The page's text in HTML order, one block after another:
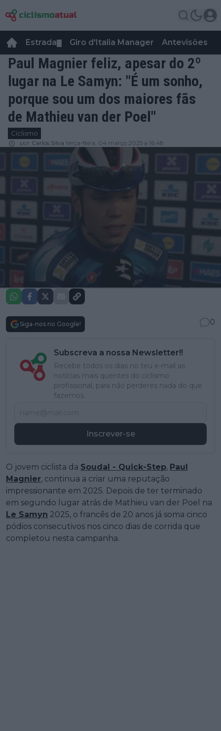
Estrada Giro d'Italia Manager Antevisões
Paul Magnier feliz, apesar do 2º
lugar na Le Samyn: "É um sonho,
porque sou um dos maiores fãs
de Mathieu van der Poel"
Ciclismo
por Carlos Silva terça-feira, 04 março 2025 a 16:48
Siga-nos no Google! 0
Subscreva a nossa Newsletter!!
Recebe todos os dias no teu e-mail as
notícias mais quentes do ciclismo
profissional, para não perderes nada do que
fazemos.
Inscrever-se
O jovem ciclista da Soudal - Quick-Step, Paul
Magnier, continua a criar uma reputação
impressionante em 2025. Depois de ter terminado
em segundo lugar atrás de Mathieu van der Poel na
Le Samyn 2025, o francês de 20 anos já soma cinco
pódios consecutivos nos cinco dias de corrida que
completou nesta campanha.